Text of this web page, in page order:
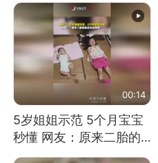
00:14
5岁姐姐示范 5个月宝宝
秒懂 网友：原来二胎的
快乐长这样